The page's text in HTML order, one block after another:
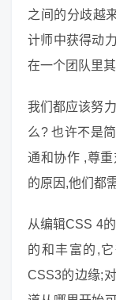
之间的分歧越
计师中获得动
在一个团队里
我们都应该努
么? 也许不是
通和协作 ,尊
的原因,他们都
从编辑CSS 4
的和丰富的,
CSS3的边缘;